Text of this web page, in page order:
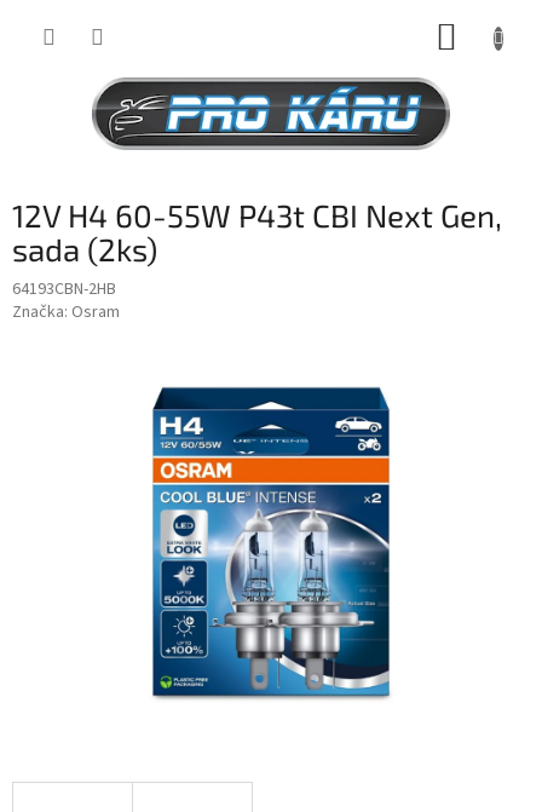
12V H4 60-55W P43t CBI Next Gen,
sada (2ks)
64193CBN-2HB
Značka: Osram